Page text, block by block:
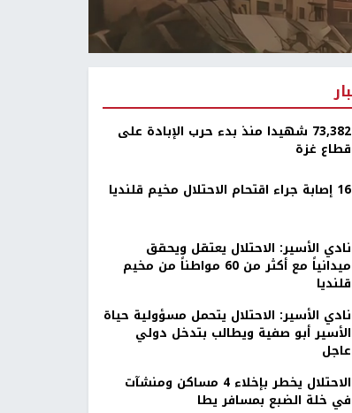
73,382 شهيدا منذ بدء حرب الإبادة على
قطاع غزة
16 إصابة جراء اقتحام الاحتلال مخيم قلنديا
نادي الأسير: الاحتلال يعتقل ويحقق
ميدانياً مع أكثر من 60 مواطناً من مخيم
قلنديا
نادي الأسير: الاحتلال يتحمل مسؤولية حياة
الأسير أبو صفية ويطالب بتدخل دولي
عاجل
الاحتلال يخطر بإخلاء 4 مساكن ومنشآت
في خلة الضبع بمسافر يطا